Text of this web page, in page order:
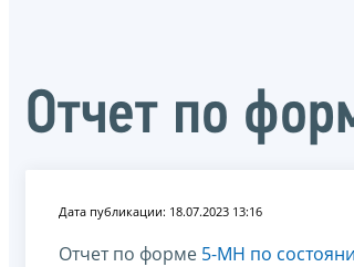
Отчет по
Дата публикации: 18.07.2023 13:16
Отчет по форме 5-МН по